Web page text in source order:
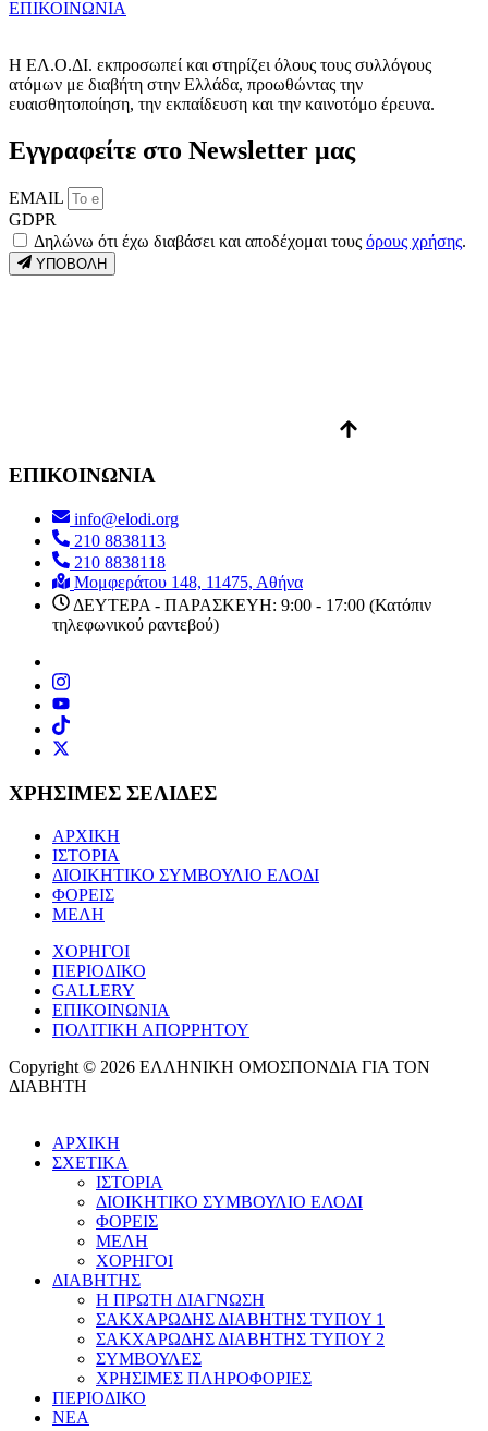
ΕΠΙΚΟΙΝΩΝΙΑ
Η ΕΛ.Ο.ΔΙ. εκπροσωπεί και στηρίζει όλους τους συλλόγους
ατόμων με διαβήτη στην Ελλάδα, προωθώντας την
ευαισθητοποίηση, την εκπαίδευση και την καινοτόμο έρευνα.
Εγγραφείτε στο Newsletter μας
EMAIL
GDPR
Δηλώνω ότι έχω διαβάσει και αποδέχομαι τους όρους χρήσης.
ΥΠΟΒΟΛΗ
ΕΠΙΚΟΙΝΩΝΙΑ
info@elodi.org
210 8838113
210 8838118
Μομφεράτου 148, 11475, Αθήνα
ΔΕΥΤΕΡΑ - ΠΑΡΑΣΚΕΥΗ: 9:00 - 17:00 (Κατόπιν
τηλεφωνικού ραντεβού)
ΧΡΗΣΙΜΕΣ ΣΕΛΙΔΕΣ
ΑΡΧΙΚΗ
ΙΣΤΟΡΙΑ
ΔΙΟΙΚΗΤΙΚΟ ΣΥΜΒΟΥΛΙΟ ΕΛΟΔΙ
ΦΟΡΕΙΣ
ΜΕΛΗ
ΧΟΡΗΓΟΙ
ΠΕΡΙΟΔΙΚΟ
GALLERY
ΕΠΙΚΟΙΝΩΝΙΑ
ΠΟΛΙΤΙΚΗ ΑΠΟΡΡΗΤΟΥ
Copyright © 2026 ΕΛΛΗΝΙΚΗ ΟΜΟΣΠΟΝΔΙΑ ΓΙΑ ΤΟΝ
ΔΙΑΒΗΤΗ
ΑΡΧΙΚΗ
ΣΧΕΤΙΚΑ
ΙΣΤΟΡΙΑ
ΔΙΟΙΚΗΤΙΚΟ ΣΥΜΒΟΥΛΙΟ ΕΛΟΔΙ
ΦΟΡΕΙΣ
ΜΕΛΗ
ΧΟΡΗΓΟΙ
ΔΙΑΒΗΤΗΣ
Η ΠΡΩΤΗ ΔΙΑΓΝΩΣΗ
ΣΑΚΧΑΡΩΔΗΣ ΔΙΑΒΗΤΗΣ ΤΥΠΟΥ 1
ΣΑΚΧΑΡΩΔΗΣ ΔΙΑΒΗΤΗΣ ΤΥΠΟΥ 2
ΣΥΜΒΟΥΛΕΣ
ΧΡΗΣΙΜΕΣ ΠΛΗΡΟΦΟΡΙΕΣ
ΠΕΡΙΟΔΙΚΟ
ΝΕΑ